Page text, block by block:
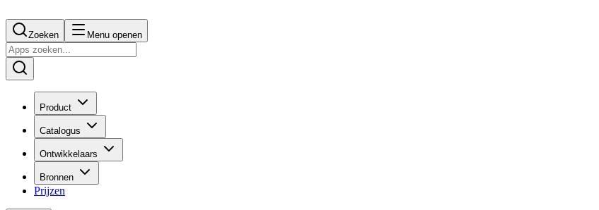
Zoeken Menu openen
Product
Catalogus
Ontwikkelaars
Bronnen
Prijzen